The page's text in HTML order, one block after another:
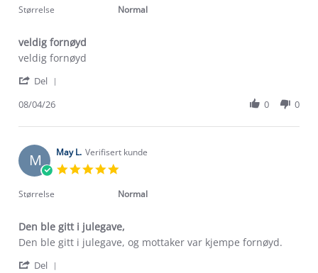
rating
Størrelse Normal
veldig fornøyd
Review
Ewa
on
Apr
review
veldig
veldig fornøyd
Del
Ewa
on
8
Apr
08/04/26 0 0
M May L. Verifisert kunde
rating
Størrelse Normal
Den ble gitt i julegave,
Review
May
review
Den
Den ble gitt i julegave, og mottaker var kjempe fornøyd.
Del